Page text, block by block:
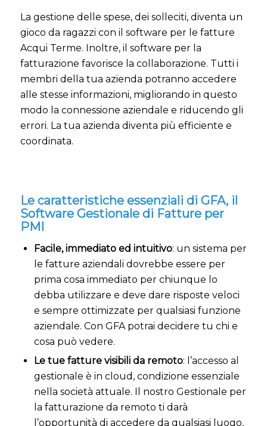
La gestione delle spese, dei solleciti, diventa un
gioco da ragazzi con il software per le fatture
Acqui Terme. Inoltre, il software per la
fatturazione favorisce la collaborazione. Tutti i
membri della tua azienda potranno accedere
alle stesse informazioni, migliorando in questo
modo la connessione aziendale e riducendo gli
errori. La tua azienda diventa più efficiente e
coordinata.
Le caratteristiche essenziali di GFA, il
Software Gestionale di Fatture per
PMI
Facile, immediato ed intuitivo: un sistema per
le fatture aziendali dovrebbe essere per
prima cosa immediato per chiunque lo
debba utilizzare e deve dare risposte veloci
e sempre ottimizzate per qualsiasi funzione
aziendale. Con GFA potrai decidere tu chi e
cosa può vedere.
Le tue fatture visibili da remoto: l’accesso al
gestionale è in cloud, condizione essenziale
nella società attuale. Il nostro Gestionale per
la fatturazione da remoto ti darà
l’opportunità di accedere da qualsiasi luogo,